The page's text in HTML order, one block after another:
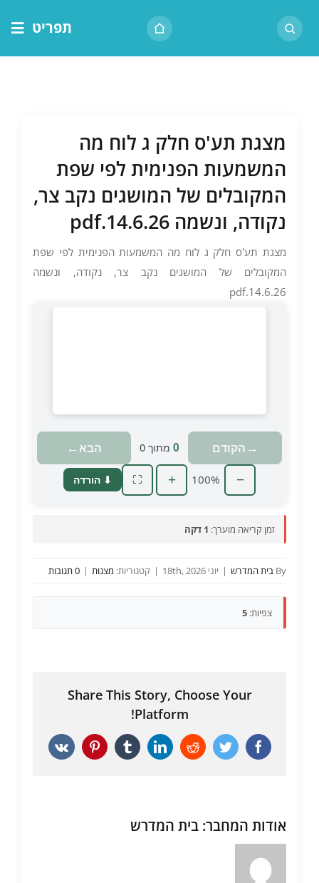
לתוכן
תפריט
מאמרים
צור קשר
מצגת תע'ס חלק ג לוח מה
המשמעות הפנימית לפי שפת
המקובלים של המושגים נקב צר,
נקודה, ונשמה 14.6.26.pdf
מצגת תע'ס חלק ג לוח מה המשמעות הפנימית לפי שפת
המקובלים של המושגים נקב צר, נקודה, ונשמה
14.6.26.pdf
טוען מצגת…
→הקודם 0 מתוך 0 הבא←
−
100%
+
⛶ ⬇ הורדה
זמן קריאה מוערך: 1 דקה
By בית המדרש | יוני 18th, 2026 | קטגוריות: מצגות | 0 תגובות
צפיות: 5
Share This Story, Choose Your
Platform!
Facebook
Twitter
Reddit
LinkedIn
Tumblr
Pinterest
Vk
אודות המחבר: בית המדרש